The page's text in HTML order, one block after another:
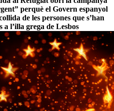
perquè el Govern espanyol
de les persones que s’han
a l’illa grega de Lesbos